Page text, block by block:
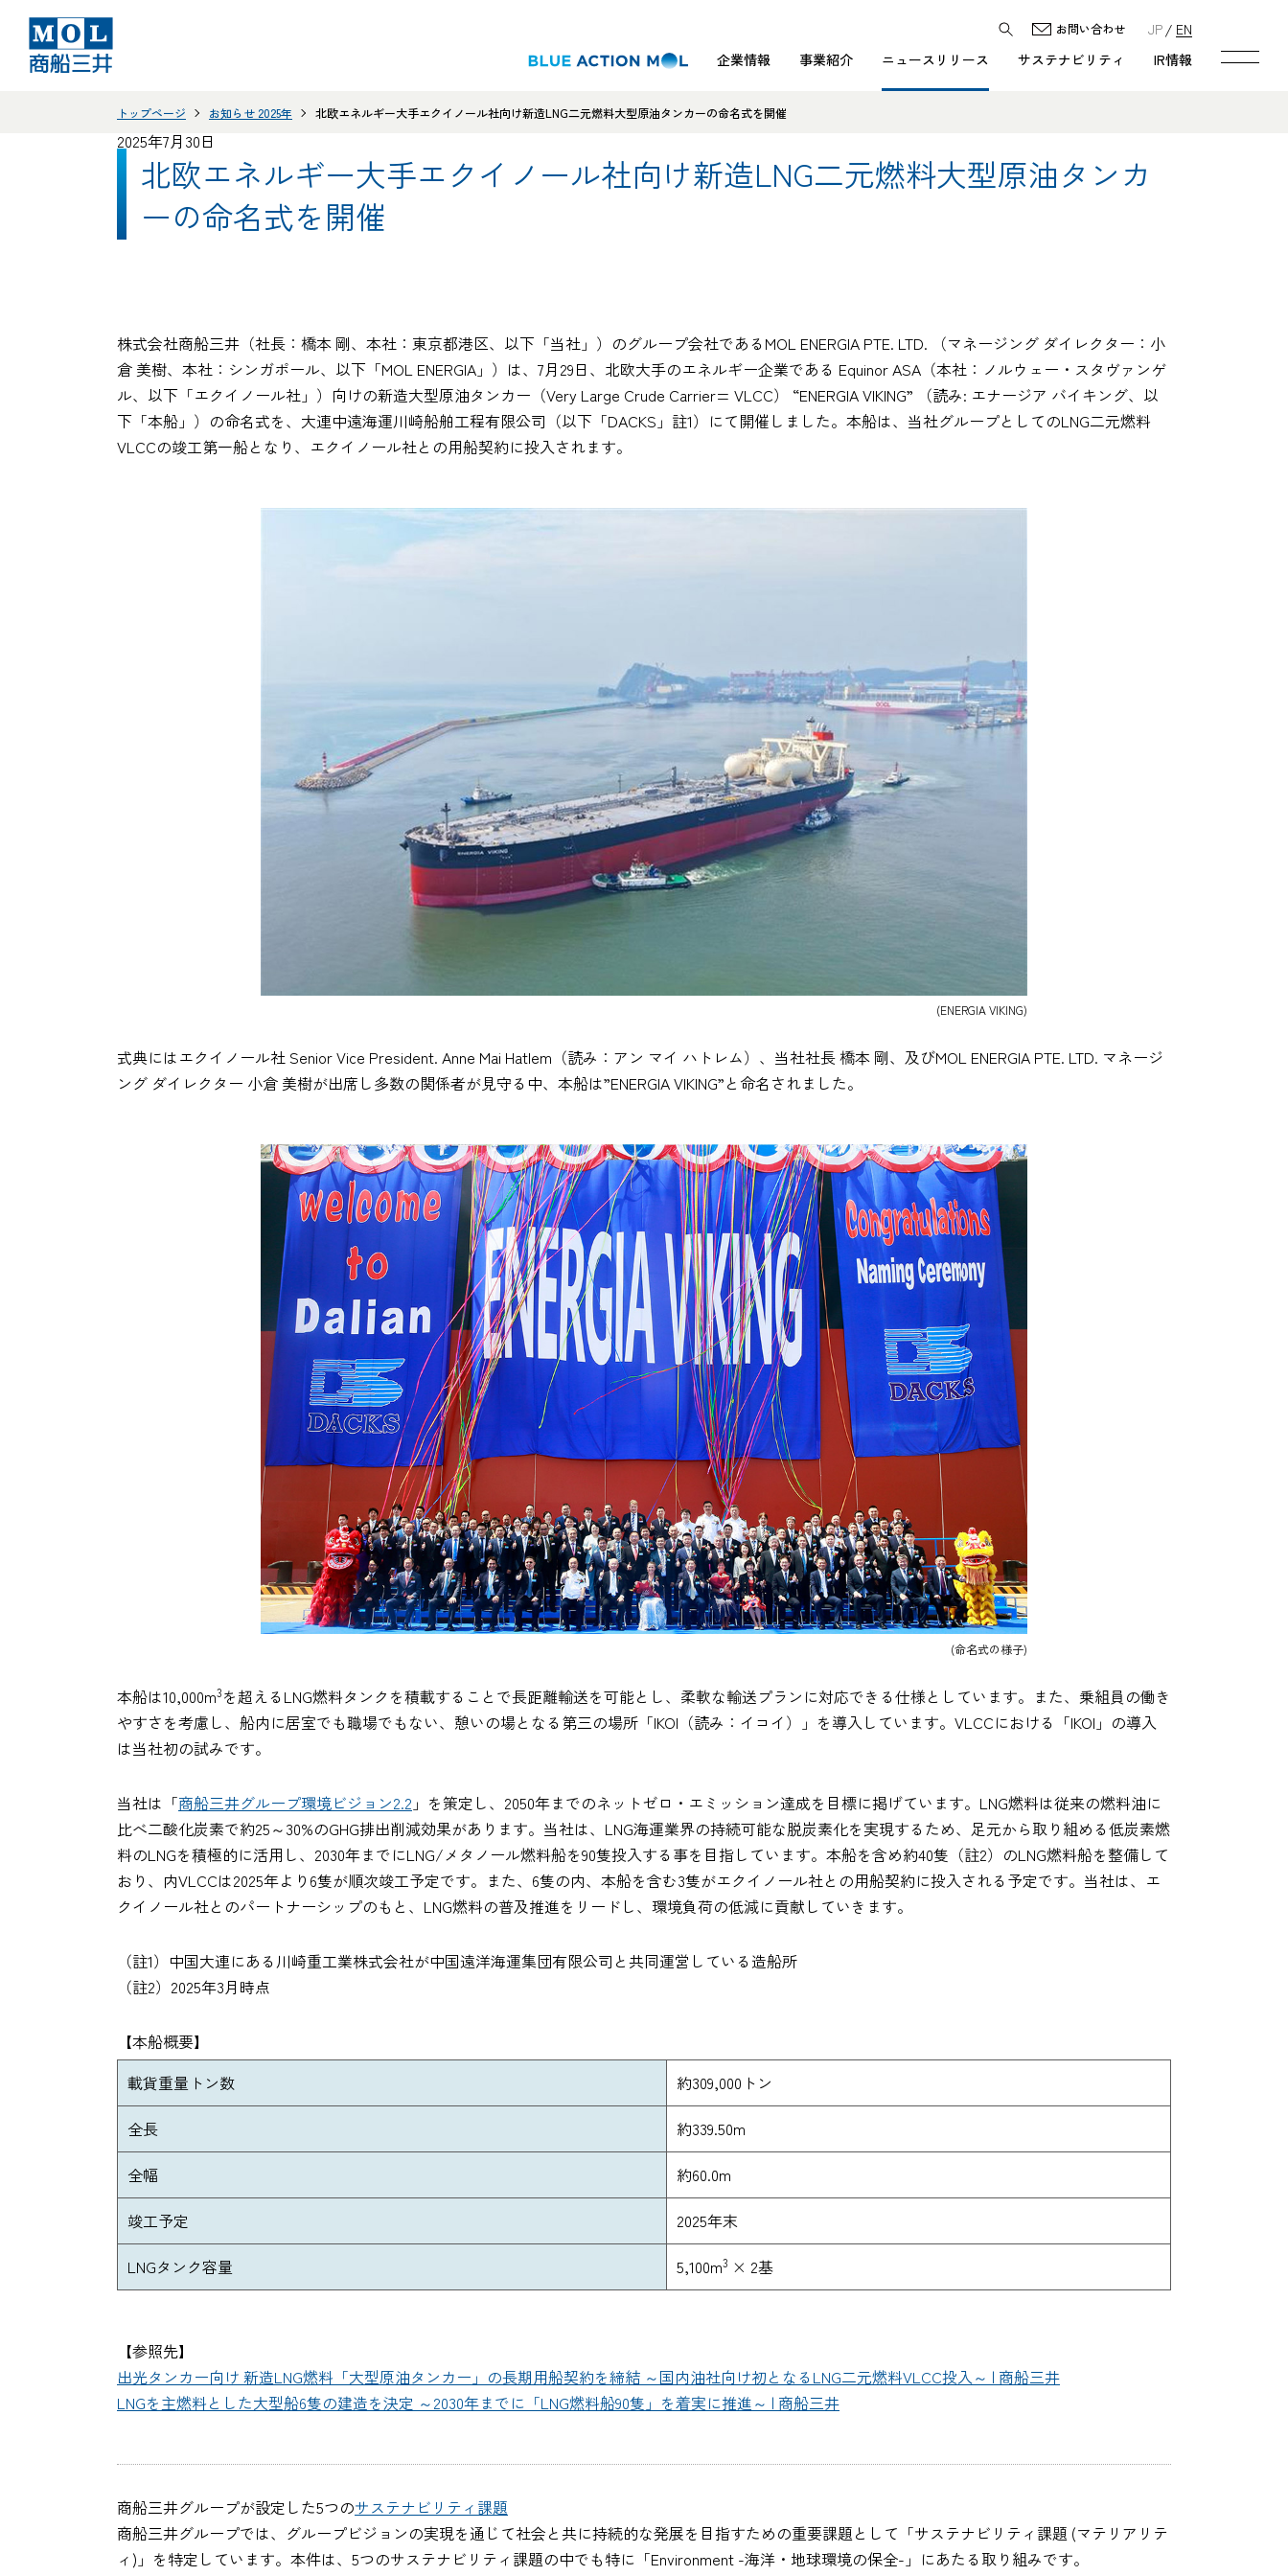
企業情報 事業紹介 ニュースリリース サステナビリティ IR情報
お問い合わせ JP EN
トップページ お知らせ 2025年 北欧エネルギー大手エクイノール社向け新造LNG二元燃料大型原油タンカーの命名式を開催
2025年7月30日
北欧エネルギー大手エクイノール社向け新造LNG二元燃料大型原油タンカ
ーの命名式を開催
株式会社商船三井（社長：橋本 剛、本社：東京都港区、以下「当社」）のグループ会社であるMOL ENERGIA PTE. LTD. （マネージング ダイレクター：小
倉 美樹、本社：シンガポール、以下「MOL ENERGIA」）は、7月29日、北欧大手のエネルギー企業である Equinor ASA（本社：ノルウェー・スタヴァンゲ
ル、以下「エクイノール社」）向けの新造大型原油タンカー（Very Large Crude Carrier= VLCC） “ENERGIA VIKING” （読み: エナージア バイキング、以
下「本船」）の命名式を、大連中遠海運川崎船舶工程有限公司（以下「DACKS」註1）にて開催しました。本船は、当社グループとしてのLNG二元燃料
VLCCの竣工第一船となり、エクイノール社との用船契約に投入されます。
(ENERGIA VIKING)
式典にはエクイノール社 Senior Vice President. Anne Mai Hatlem（読み：アン マイ ハトレム）、当社社長 橋本 剛、及びMOL ENERGIA PTE. LTD. マネージ
ング ダイレクター 小倉 美樹が出席し多数の関係者が見守る中、本船は”ENERGIA VIKING”と命名されました。
(命名式の様子)
本船は10,000m3を超えるLNG燃料タンクを積載することで長距離輸送を可能とし、柔軟な輸送プランに対応できる仕様としています。また、乗組員の働き
やすさを考慮し、船内に居室でも職場でもない、憩いの場となる第三の場所「IKOI（読み：イコイ）」を導入しています。VLCCにおける「IKOI」の導入
は当社初の試みです。
当社は「商船三井グループ環境ビジョン2.2 」を策定し、2050年までのネットゼロ・エミッション達成を目標に掲げています。LNG燃料は従来の燃料油に
比べ二酸化炭素で約25～30%のGHG排出削減効果があります。当社は、LNG海運業界の持続可能な脱炭素化を実現するため、足元から取り組める低炭素燃
料のLNGを積極的に活用し、2030年までにLNG/メタノール燃料船を90隻投入する事を目指しています。本船を含め約40隻（註2）のLNG燃料船を整備して
おり、内VLCCは2025年より6隻が順次竣工予定です。また、6隻の内、本船を含む3隻がエクイノール社との用船契約に投入される予定です。当社は、エ
クイノール社とのパートナーシップのもと、LNG燃料の普及推進をリードし、環境負荷の低減に貢献していきます。
（註1）中国大連にある川崎重工業株式会社が中国遠洋海運集団有限公司と共同運営している造船所
（註2）2025年3月時点
【本船概要】
載貨重量トン数
約309,000トン
全長
約339.50m
全幅
約60.0m
竣工予定
2025年末
LNGタンク容量
5,100m3 × 2基
【参照先】
出光タンカー向け 新造LNG燃料「大型原油タンカー」の長期用船契約を締結 ～国内油社向け初となるLNG二元燃料VLCC投入～ | 商船三井
LNGを主燃料とした大型船6隻の建造を決定 ～2030年までに「LNG燃料船90隻」を着実に推進～ | 商船三井
商船三井グループが設定した5つのサステナビリティ課題
商船三井グループでは、グループビジョンの実現を通じて社会と共に持続的な発展を目指すための重要課題として「サステナビリティ課題 (マテリアリテ
ィ)」を特定しています。本件は、5つのサステナビリティ課題の中でも特に「Environment -海洋・地球環境の保全-」にあたる取り組みです。